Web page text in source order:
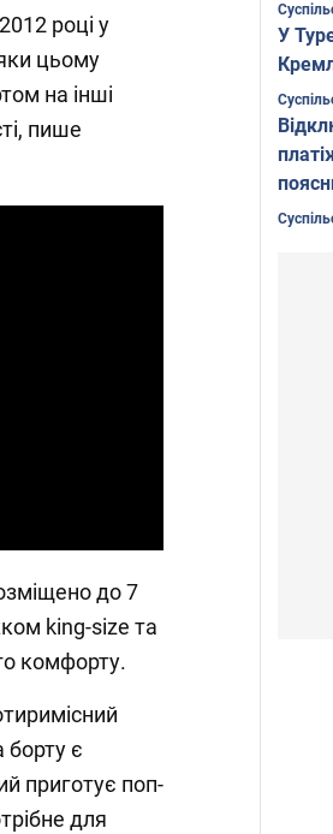
році у
цьому
на інші
пише
до 7
king-size та
комфорту.
борту є
приготує поп-
для
У